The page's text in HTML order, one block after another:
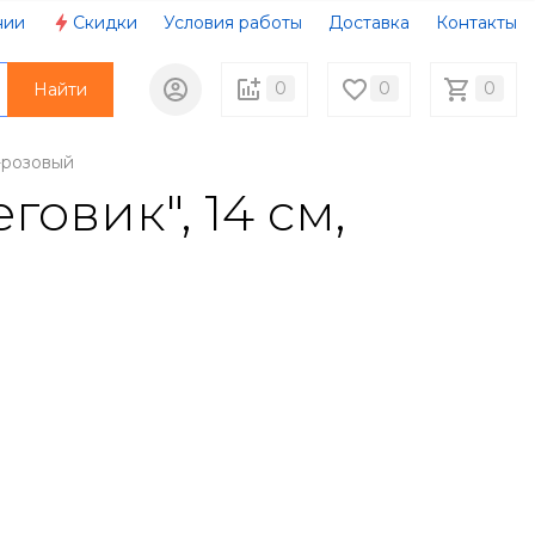
Скидки Условия работы Доставка Контакты
0 0 0
Найти
14 см,